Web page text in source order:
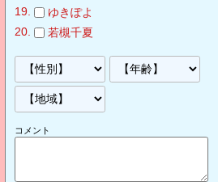
ゆきぽよ
若槻千夏
コメント